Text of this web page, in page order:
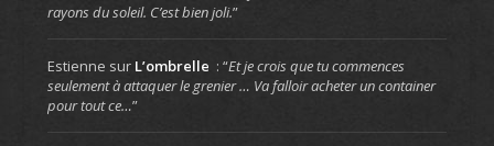
rayons du soleil. C’est bien joli.”
Estienne sur L’ombrelle : “Et je crois que tu commences
seulement à attaquer le grenier … Va falloir acheter un container
pour tout ce…”